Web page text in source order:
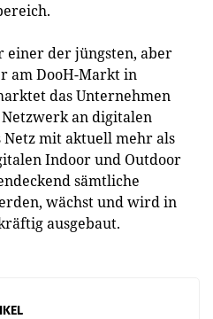
der jüngsten, aber
am DooH-Markt in
das Unternehmen
an digitalen
mit aktuell mehr als
Indoor und Outdoor
sämtliche
wächst und wird in
ausgebaut.